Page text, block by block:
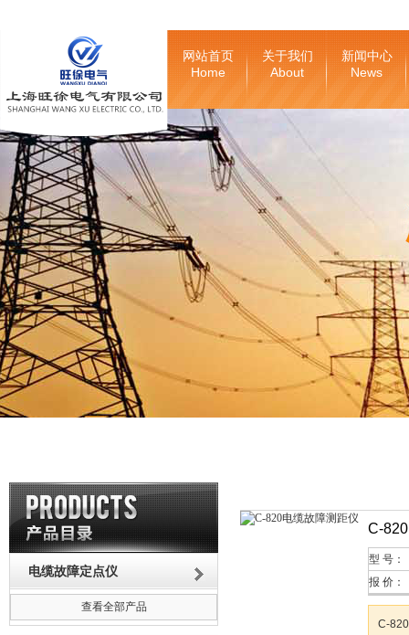
网站首页
Home
关于我们
About
新闻中心
News
电缆故障定点仪
查看全部产品
C-
型 号：
报 价：
C-